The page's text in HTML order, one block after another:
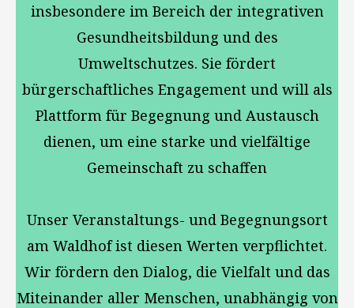
insbesondere im Bereich der integrativen
Gesundheitsbildung und des
Umweltschutzes. Sie fördert
bürgerschaftliches Engagement und will als
Plattform für Begegnung und Austausch
dienen, um eine starke und vielfältige
Gemeinschaft zu schaffen
Unser Veranstaltungs- und Begegnungsort
am Waldhof ist diesen Werten verpflichtet.
Wir fördern den Dialog, die Vielfalt und das
Miteinander aller Menschen, unabhängig von